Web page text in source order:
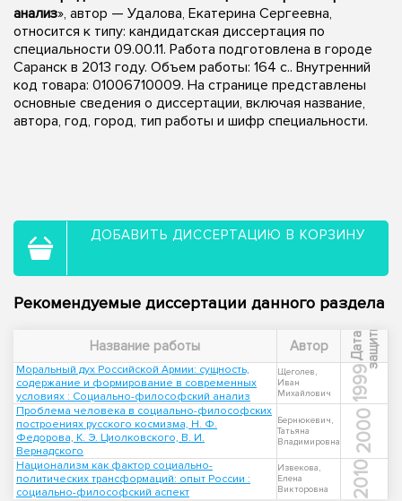
анализ», автор — Удалова, Екатерина Сергеевна,
относится к типу: кандидатская диссертация по
специальности 09.00.11. Работа подготовлена в городе
Саранск в 2013 году. Объем работы: 164 с.. Внутренний
код товара: 01006710009. На странице представлены
основные сведения о диссертации, включая название,
автора, год, город, тип работы и шифр специальности.
ДОБАВИТЬ ДИССЕРТАЦИЮ В КОРЗИНУ
Рекомендуемые диссертации данного раздела
Название работы Автор Д
а
т
а
з
а
щ
и
т ы
Моральный дух Российской Армии: сущность,
содержание и формирование в современных
условиях : Социально-философский анализ
Щеголев,
Иван
Михайлович
1999
Проблема человека в социально-философских
построениях русского космизма, Н. Ф.
Федорова, К. Э. Циолковского, В. И.
Вернадского
Бернюкевич,
Татьяна
Владимировна
2000
Национализм как фактор социально-
политических трансформаций: опыт России :
социально-философский аспект
Извекова,
Елена
Викторовна
2010